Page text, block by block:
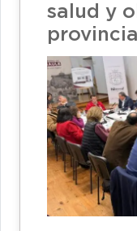
salud y
provincia